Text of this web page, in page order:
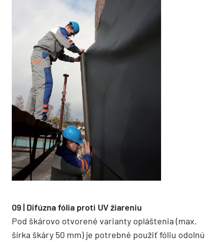
09 | Difúzna fólia proti UV žiareniu
Pod škárovo otvorené varianty opláštenia (max.
šírka škáry 50 mm) je potrebné použiť fóliu odolnú